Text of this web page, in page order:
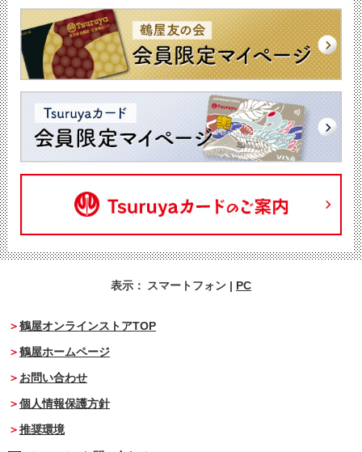
表示： スマートフォン | PC
鶴屋オンラインストアTOP
鶴屋ホームページ
お問い合わせ
個人情報保護方針
推奨環境